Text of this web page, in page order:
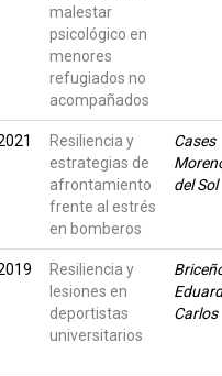
malestar
psicológico en
menores
refugiados no
acompañados
Resiliencia y
estrategias de
afrontamiento
frente al estrés
en bomberos
Cases
del Sol
Resiliencia y
lesiones en
deportistas
universitarios
Carlos